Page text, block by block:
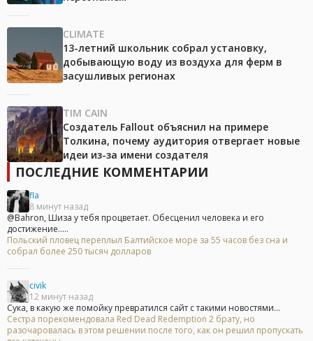
CLIMATE
13-летний школьник собрал установку,
добывающую воду из воздуха для ферм в
засушливых регионах
TIM CAIN
Создатель Fallout объяснил на примере
Толкина, почему аудитория отвергает новые
идеи из-за имени создателя
ПОСЛЕДНИЕ КОММЕНТАРИИ
fla
8 минут назад
@Bahron, Шиза у тебя процветает. Обесценил человека и его
достижение.....
Польский пловец переплыл Балтийское море за 55 часов без сна и
собрал более 250 тысяч долларов
civik
12 минут назад
Сука, в какую же помойку превратился сайт с такими новостями...
Сестра порекомендовала Red Dead Redemption 2 брату, но
разочаровалась в этом решении после того, как он решил пропускать